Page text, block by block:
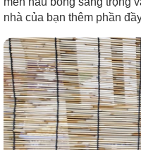
nhà của bạn thêm phần